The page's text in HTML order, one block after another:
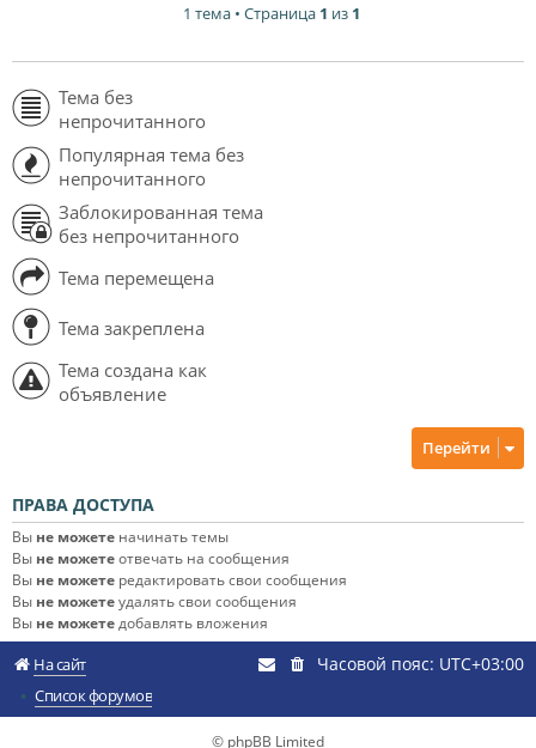
1 тема • Страница 1 из 1
Тема без
непрочитанного
Популярная тема без
непрочитанного
Заблокированная тема
без непрочитанного
Тема перемещена
Тема закреплена
Тема создана как
объявление
Перейти
ПРАВА ДОСТУПА
Вы не можете начинать темы
Вы не можетеотвечать на сообщения
Вы не можете редактировать свои сообщения
Вы не можетеудалять свои сообщения
Вы не можетедобавлять вложения
На сайт
Список форумов
Часовой пояс: UTC+03:00
© phpBB Limited